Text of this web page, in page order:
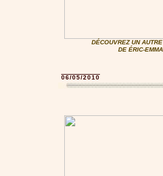
DÉCOUVREZ UN
DE ÉRIC-
06/05/2010